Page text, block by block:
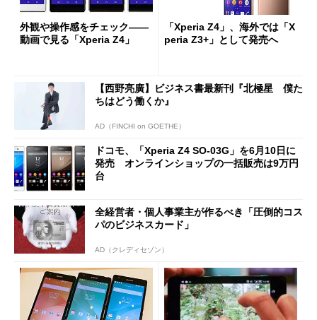
外観や操作感をチェック――
動画で見る「Xperia Z4」
「Xperia Z4」、海外では「X
peria Z3+」として発売へ
【西野亮廣】ビジネス書最新刊『北極星 僕た
ちはどう働くか』
AD（FINCHI on GOETHE）
ドコモ、「Xperia Z4 SO-03G」を6月10日に
発売 オンラインショップの一括販売は9万円
台
全経営者・個人事業主が作るべき「圧倒的コス
パのビジネスカード」
AD（クレディセゾン）